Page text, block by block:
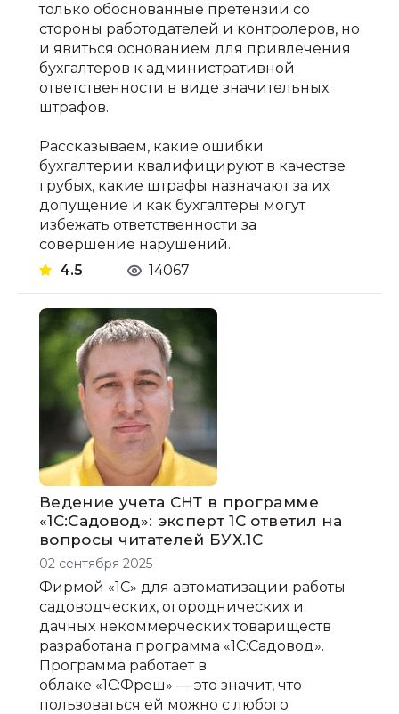
только обоснованные претензии со
стороны работодателей и контролеров, но
и явиться основанием для привлечения
бухгалтеров к административной
ответственности в виде значительных
штрафов.
Рассказываем, какие ошибки
бухгалтерии квалифицируют в качестве
грубых, какие штрафы назначают за их
допущение и как бухгалтеры могут
избежать ответственности за
совершение нарушений.
4.5
14067
Ведение учета СНТ в программе
«1С:Садовод»: эксперт 1С ответил на
вопросы читателей БУХ.1С
02 сентября 2025
Фирмой «1С» для автоматизации работы
садоводческих, огороднических и
дачных некоммерческих товариществ
разработана программа «1С:Садовод».
Программа работает в
облаке «1С:Фреш» — это значит, что
пользоваться ей можно с любого